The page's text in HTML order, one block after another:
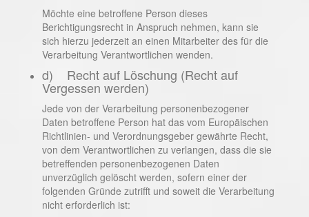
Möchte eine betroffene Person dieses
Berichtigungsrecht in Anspruch nehmen, kann sie
sich hierzu jederzeit an einen Mitarbeiter des für die
Verarbeitung Verantwortlichen wenden.
d) Recht auf Löschung (Recht auf
Vergessen werden)
Jede von der Verarbeitung personenbezogener
Daten betroffene Person hat das vom Europäischen
Richtlinien- und Verordnungsgeber gewährte Recht,
von dem Verantwortlichen zu verlangen, dass die sie
betreffenden personenbezogenen Daten
unverzüglich gelöscht werden, sofern einer der
folgenden Gründe zutrifft und soweit die Verarbeitung
nicht erforderlich ist: